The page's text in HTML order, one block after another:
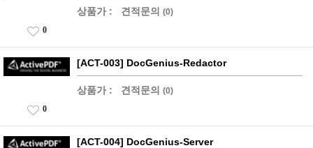
상품가 : 견적문의 (0)
0
[ACT-003] DocGenius-Redactor
상품가 : 견적문의 (0)
0
[ACT-004] DocGenius-Server